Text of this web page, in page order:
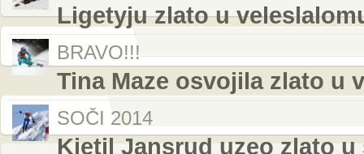
Ligetyju zlato u
BRAVO!!!
Tina Maze osvojila zlato u
SOČI 2014
Kjetil Jansrud uzeo zlato